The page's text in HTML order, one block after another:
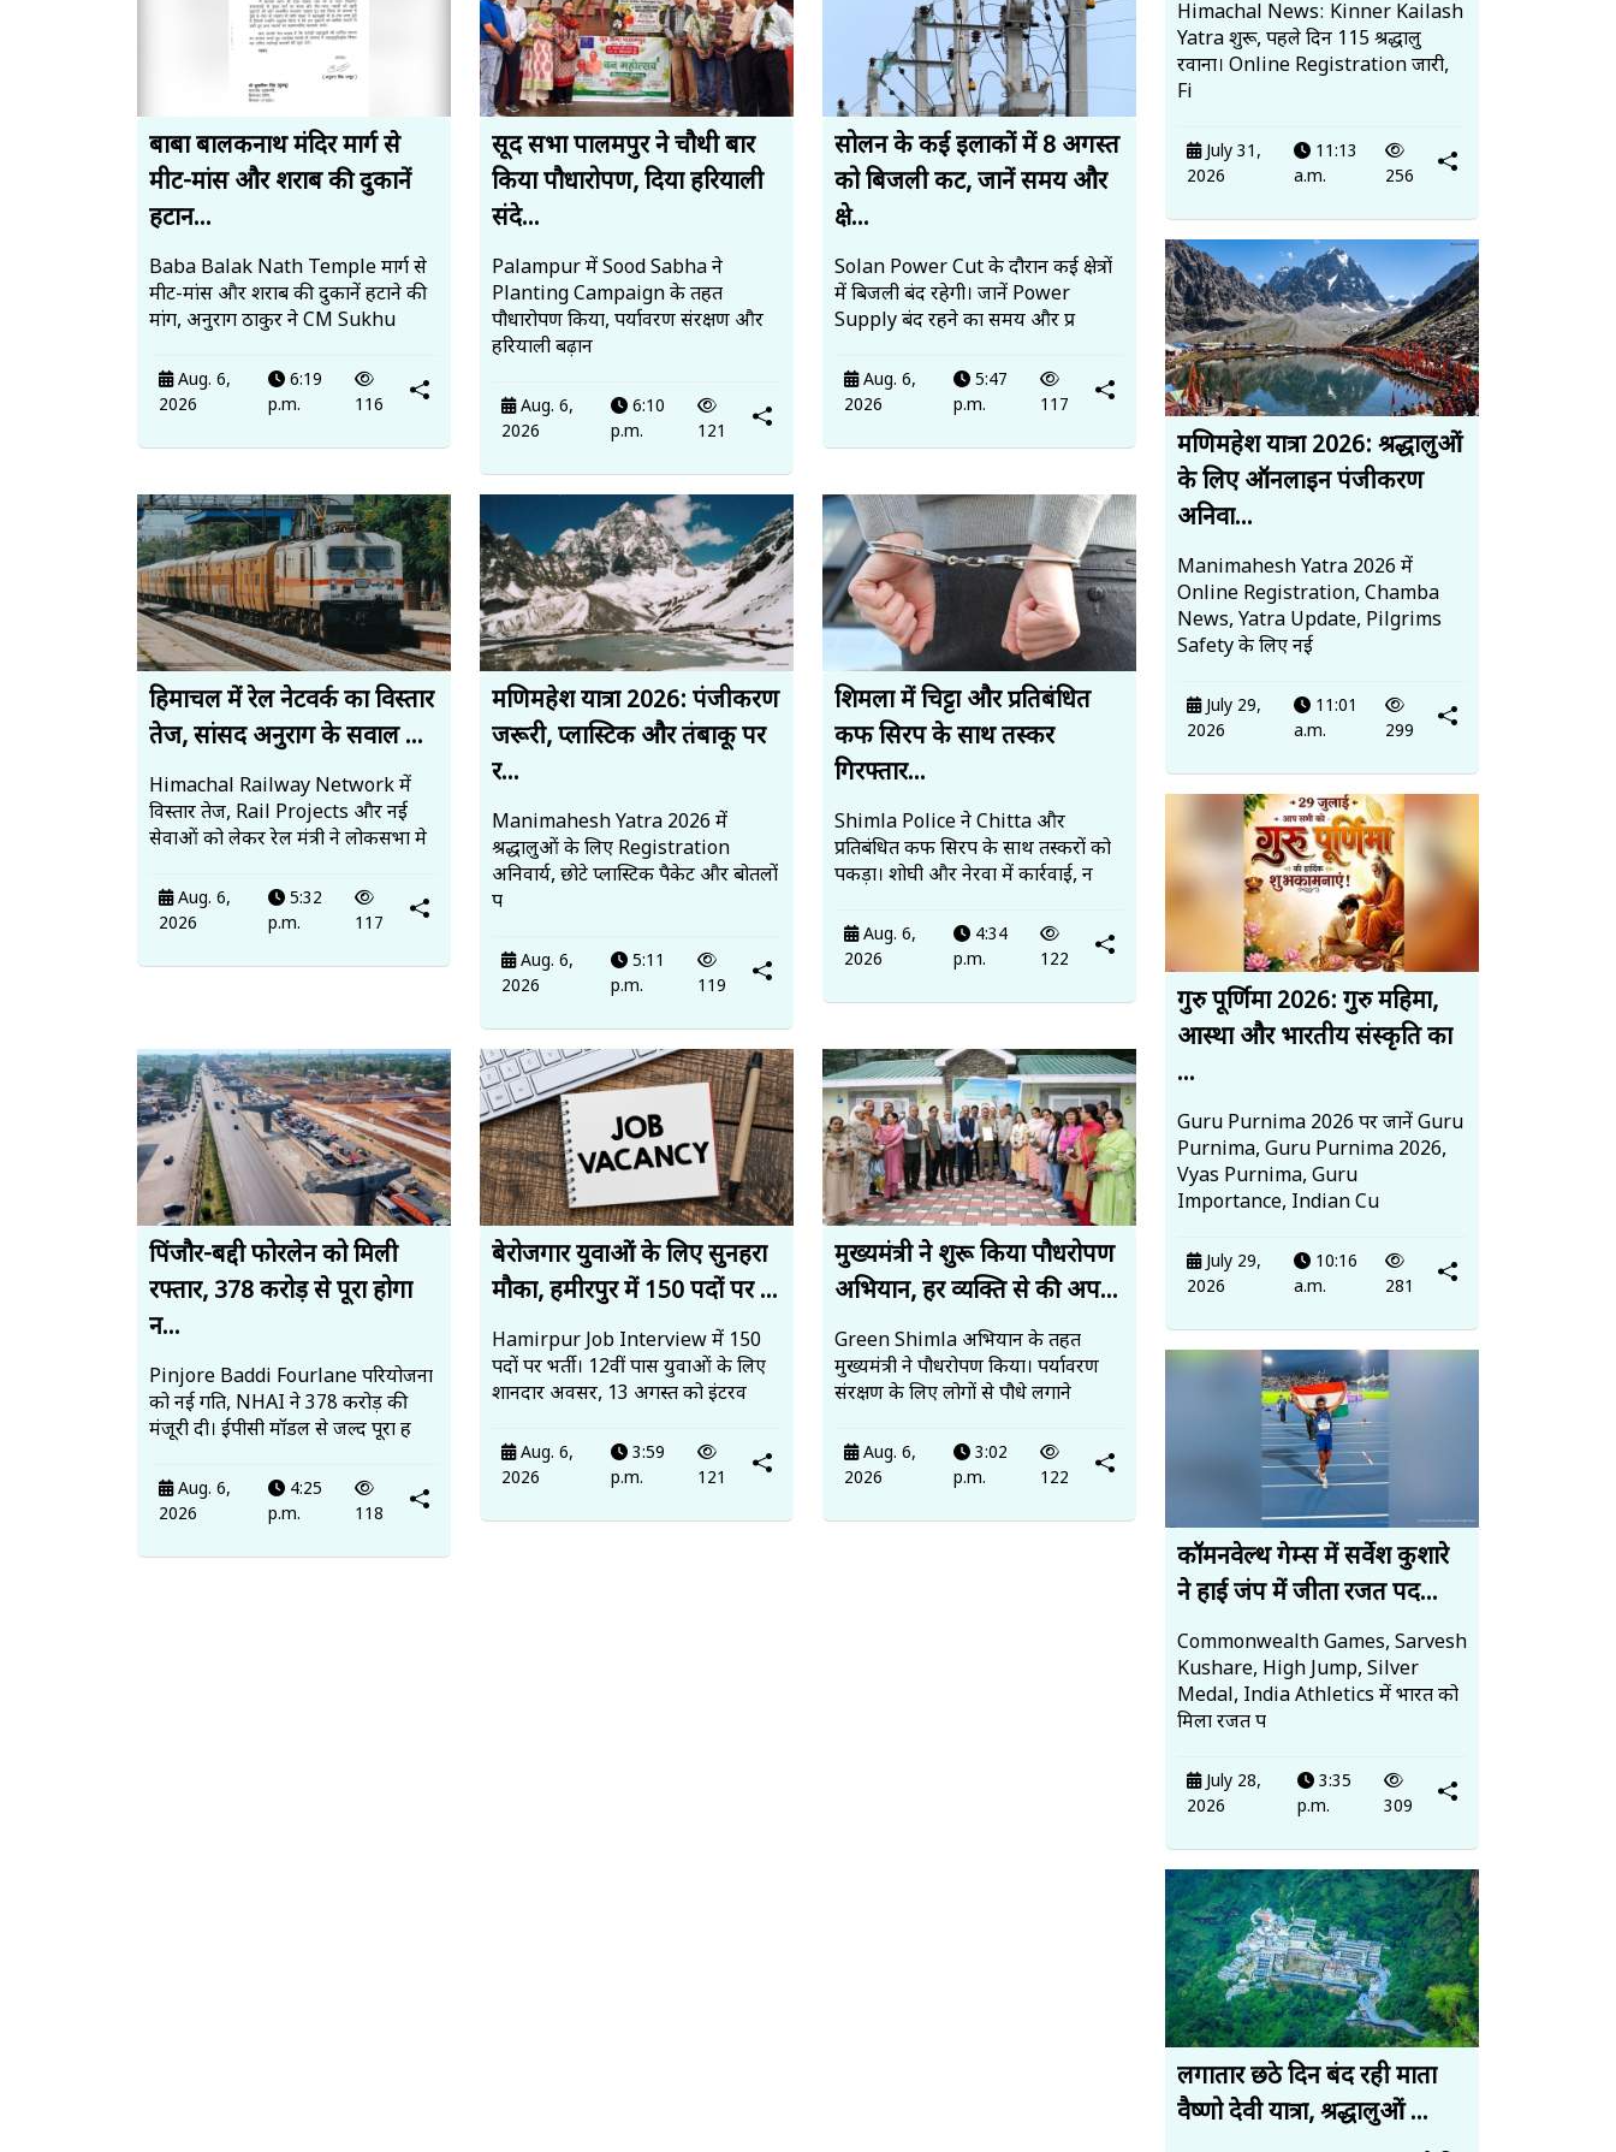
बाबा बालकनाथ मंदिर मार्ग से
मीट-मांस और शराब की दुकानें
हटान...
Baba Balak Nath Temple मार्ग से
मीट-मांस और शराब की दुकानें हटाने की
मांग, अनुराग ठाकुर ने CM Sukhu
Aug. 6,
2026
6:19
p.m.
116
सूद सभा पालमपुर ने चौथी बार
किया पौधारोपण, दिया हरियाली
संदे...
Palampur में Sood Sabha ने
Planting Campaign के तहत
पौधारोपण किया, पर्यावरण संरक्षण और
हरियाली बढ़ान
Aug. 6,
2026
6:10
p.m.
121
सोलन के कई इलाकों में 8 अगस्त
को बिजली कट, जानें समय और
क्षे...
Solan Power Cut के दौरान कई क्षेत्रों
में बिजली बंद रहेगी। जानें Power
Supply बंद रहने का समय और प्र
Aug. 6,
2026
5:47
p.m.
117
हिमाचल में रेल नेटवर्क का विस्तार
तेज, सांसद अनुराग के सवाल ...
Himachal Railway Network में
विस्तार तेज, Rail Projects और नई
सेवाओं को लेकर रेल मंत्री ने लोकसभा मे
Aug. 6,
2026
5:32
p.m.
117
मणिमहेश यात्रा 2026: पंजीकरण
जरूरी, प्लास्टिक और तंबाकू पर
र...
Manimahesh Yatra 2026 में
श्रद्धालुओं के लिए Registration
अनिवार्य, छोटे प्लास्टिक पैकेट और बोतलों
प
Aug. 6,
2026
5:11
p.m.
119
शिमला में चिट्टा और प्रतिबंधित
कफ सिरप के साथ तस्कर
गिरफ्तार...
Shimla Police ने Chitta और
प्रतिबंधित कफ सिरप के साथ तस्करों को
पकड़ा। शोघी और नेरवा में कार्रवाई, न
Aug. 6,
2026
4:34
p.m.
122
पिंजौर-बद्दी फोरलेन को मिली
रफ्तार, 378 करोड़ से पूरा होगा
न...
Pinjore Baddi Fourlane परियोजना
को नई गति, NHAI ने 378 करोड़ की
मंजूरी दी। ईपीसी मॉडल से जल्द पूरा ह
Aug. 6,
2026
4:25
p.m.
118
बेरोजगार युवाओं के लिए सुनहरा
मौका, हमीरपुर में 150 पदों पर ...
Hamirpur Job Interview में 150
पदों पर भर्ती। 12वीं पास युवाओं के लिए
शानदार अवसर, 13 अगस्त को इंटरव
Aug. 6,
2026
3:59
p.m.
121
मुख्यमंत्री ने शुरू किया पौधरोपण
अभियान, हर व्यक्ति से की अप...
Green Shimla अभियान के तहत
मुख्यमंत्री ने पौधरोपण किया। पर्यावरण
संरक्षण के लिए लोगों से पौधे लगाने
Aug. 6,
2026
3:02
p.m.
122
Himachal News: Kinner Kailash
Yatra शुरू, पहले दिन 115 श्रद्धालु
रवाना। Online Registration जारी,
Fi
July 31,
2026
11:13
a.m.
256
मणिमहेश यात्रा 2026: श्रद्धालुओं
के लिए ऑनलाइन पंजीकरण
अनिवा...
Manimahesh Yatra 2026 में
Online Registration, Chamba
News, Yatra Update, Pilgrims
Safety के लिए नई
July 29,
2026
11:01
a.m.
299
गुरु पूर्णिमा 2026: गुरु महिमा,
आस्था और भारतीय संस्कृति का
...
Guru Purnima 2026 पर जानें Guru
Purnima, Guru Purnima 2026,
Vyas Purnima, Guru
Importance, Indian Cu
July 29,
2026
10:16
a.m.
281
कॉमनवेल्थ गेम्स में सर्वेश कुशारे
ने हाई जंप में जीता रजत पद...
Commonwealth Games, Sarvesh
Kushare, High Jump, Silver
Medal, India Athletics में भारत को
मिला रजत प
July 28,
2026
3:35
p.m.
309
लगातार छठे दिन बंद रही माता
वैष्णो देवी यात्रा, श्रद्धालुओं ...